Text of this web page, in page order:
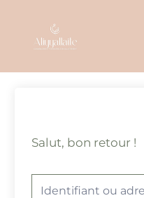
contenu
Salut, bon retour !